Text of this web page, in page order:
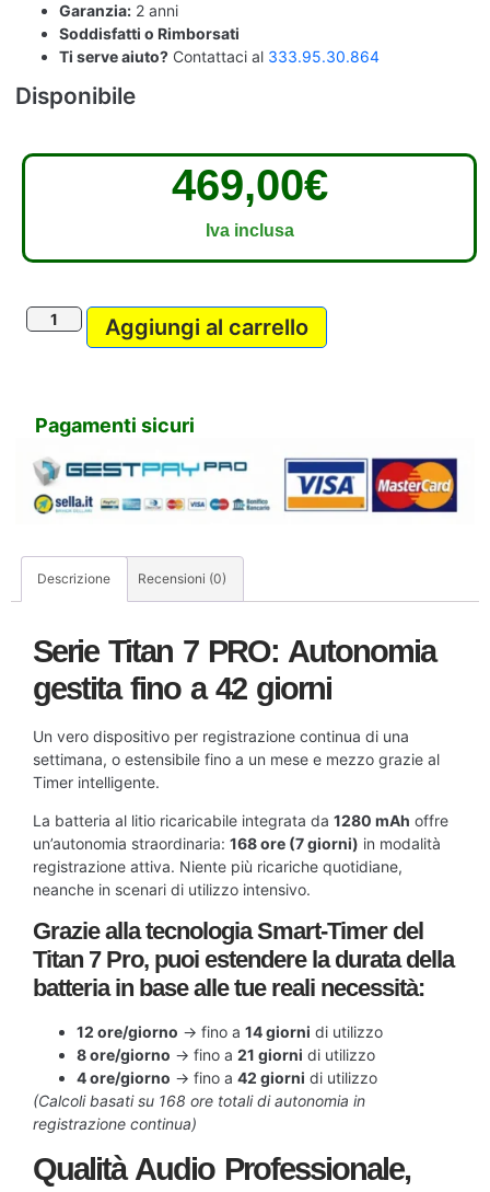
Garanzia: 2 anni
Soddisfatti o Rimborsati
Ti serve aiuto? Contattaci al 333.95.30.864
Disponibile
469,00€
Iva inclusa
Aggiungi al carrello
Pagamenti sicuri
Descrizione Recensioni (0)
Serie Titan 7 PRO: Autonomia
gestita fino a 42 giorni
Un vero dispositivo per registrazione continua di una
settimana, o estensibile fino a un mese e mezzo grazie al
Timer intelligente.
La batteria al litio ricaricabile integrata da 1280 mAh offre
un’autonomia straordinaria: 168 ore (7 giorni) in modalità
registrazione attiva. Niente più ricariche quotidiane,
neanche in scenari di utilizzo intensivo.
Grazie alla tecnologia Smart-Timer del
Titan 7 Pro, puoi estendere la durata della
batteria in base alle tue reali necessità:
12 ore/giorno → fino a 14 giorni di utilizzo
8 ore/giorno → fino a 21 giorni di utilizzo
4 ore/giorno → fino a 42 giorni di utilizzo
(Calcoli basati su 168 ore totali di autonomia in
registrazione continua)
Qualità Audio Professionale,